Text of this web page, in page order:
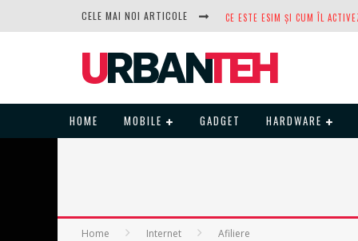
CELE MAI NOI ARTICOLE
DUPĂ ANI DE REFUZURI,
HOME MOBILE GADGET HARDWARE
Home Internet Afiliere